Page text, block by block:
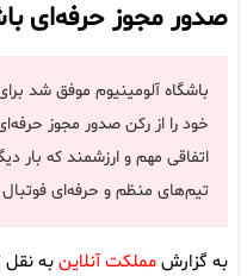
صدور مجوز حرفه‌ای
باشگاه آلومینیوم موفق شد
خود را از رکن صدور مجوز
اتفاقی مهم و ارزشمند که بار
تیم‌های منظم و حرفه‌ای
به گزارشمملکت آنلاینبه نقل